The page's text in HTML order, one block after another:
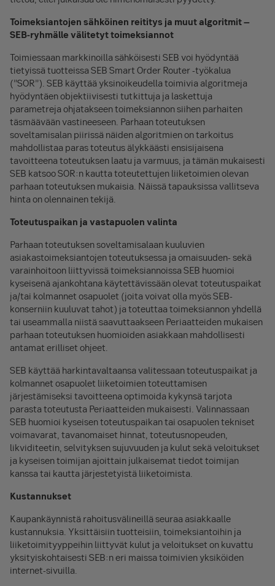
Toimeksiantojen sähköinen reititys ja muut algoritmit –
SEB-ryhmälle välitetyt toimeksiannot
Toimiessaan markkinoilla sähköisesti SEB voi hyödyntää
tietyissä tuotteissa SEB Smart Order Router -työkalua
(”SOR”). SEB käyttää yksinoikeudella toimivia algoritmeja
hyödyntäen objektiivisesti tutkittuja ja laskettuja
parametreja ohjatakseen toimeksiannon siihen parhaiten
täsmäävään vastineeseen. Parhaan toteutuksen
soveltamisalan piirissä näiden algoritmien on tarkoitus
mahdollistaa paras toteutus älykkäästi ensisijaisena
tavoitteena toteutuksen laatu ja varmuus, ja tämän mukaisesti
SEB katsoo SOR:n kautta toteutettujen liiketoimien olevan
parhaan toteutuksen mukaisia. Näissä tapauksissa vallitseva
hinta on olennainen tekijä.
Toteutuspaikan ja vastapuolen valinta
Parhaan toteutuksen soveltamisalaan kuuluvien
asiakastoimeksiantojen toteutuksessa ja omaisuuden- sekä
varainhoitoon liittyvissä toimeksiannoissa SEB huomioi
kyseisenä ajankohtana käytettävissään olevat toteutuspaikat
ja/tai kolmannet osapuolet (joita voivat olla myös SEB-
konserniin kuuluvat tahot) ja toteuttaa toimeksiannon yhdellä
tai useammalla niistä saavuttaakseen Periaatteiden mukaisen
parhaan toteutuksen huomioiden asiakkaan mahdollisesti
antamat erilliset ohjeet.
SEB käyttää harkintavaltaansa valitessaan toteutuspaikat ja
kolmannet osapuolet liiketoimien toteuttamisen
järjestämiseksi tavoitteena optimoida kykynsä tarjota
parasta toteutusta Periaatteiden mukaisesti. Valinnassaan
SEB huomioi kyseisen toteutuspaikan tai osapuolen tekniset
voimavarat, tavanomaiset hinnat, toteutusnopeuden,
likviditeetin, selvityksen sujuvuuden ja kulut sekä veloitukset
ja kyseisen toimijan ajoittain julkaisemat tiedot toimijan
kanssa tai kautta järjestetyistä liiketoimista.
Kustannukset
Kaupankäynnistä rahoitusvälineillä seuraa asiakkaalle
kustannuksia. Yksittäisiin tuotteisiin, toimeksiantoihin ja
liiketoimityyppeihin liittyvät kulut ja veloitukset on kuvattu
yksityiskohtaisesti SEB:n eri maissa toimivien yksiköiden
internet-sivuilla.